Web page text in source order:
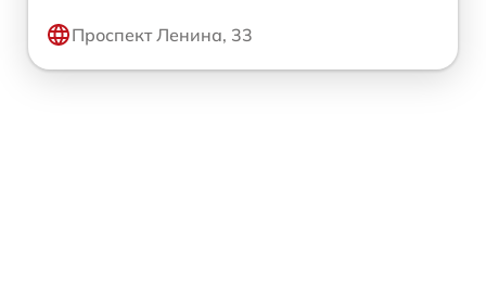
Проспект Ленина, 33